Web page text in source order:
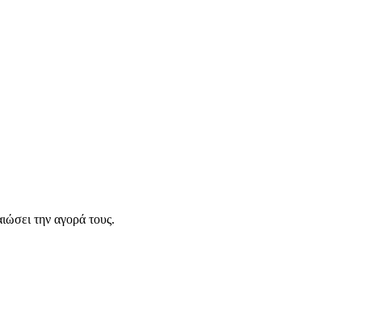
την αγορά τους.